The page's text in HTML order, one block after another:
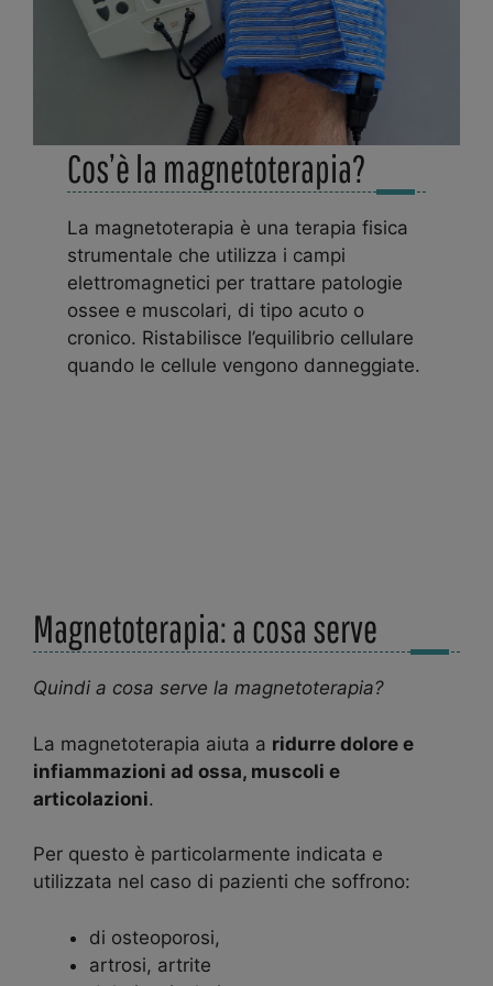
Cos’è la magnetoterapia?
La magnetoterapia è una terapia fisica
strumentale che utilizza i campi
elettromagnetici per trattare patologie
ossee e muscolari, di tipo acuto o
cronico. Ristabilisce l’equilibrio cellulare
quando le cellule vengono danneggiate.
Magnetoterapia: a cosa serve
Quindi a cosa serve la magnetoterapia?
La magnetoterapia aiuta a ridurre dolore e
infiammazioni ad ossa, muscoli e
articolazioni.
Per questo è particolarmente indicata e
utilizzata nel caso di pazienti che soffrono:
di osteoporosi,
artrosi, artrite